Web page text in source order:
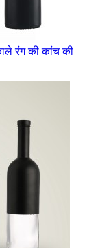
रंग की कांच की